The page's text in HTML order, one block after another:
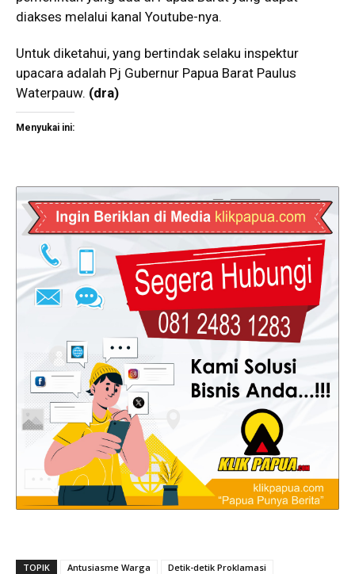
diakses melalui kanal Youtube-nya.
Untuk diketahui, yang bertindak selaku inspektur
upacara adalah Pj Gubernur Papua Barat Paulus
Waterpauw. (dra)
Menyukai ini:
TOPIK Antusiasme Warga
Detik-detik Proklamasi